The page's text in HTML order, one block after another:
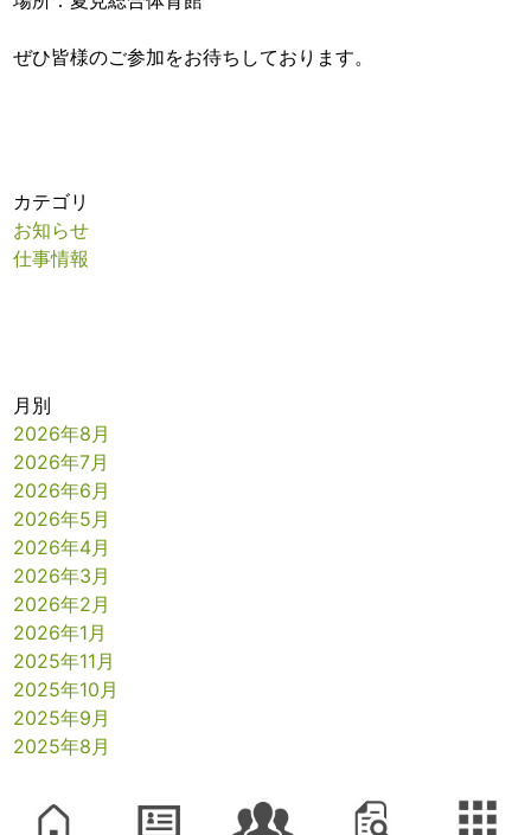
ぜひ皆様のご参加をお待ちしております。
カテゴリ
お知らせ
仕事情報
月別
2026年8月
2026年7月
2026年6月
2026年5月
2026年4月
2026年3月
2026年2月
2026年1月
2025年11月
2025年10月
2025年9月
2025年8月